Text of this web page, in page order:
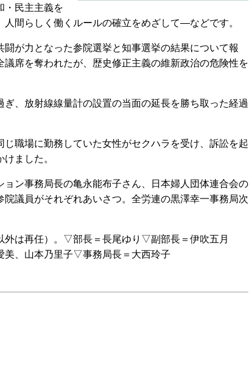
民主主義を
間らしく働くルールの確立をめざして―などです。
が力となった参院選挙と知事選挙の結果について報
席を奪われたが、歴史修正主義の維新政治の危険性を
、放射線線量計の設置の当面の延長を勝ち取った経過
職場に勤務していた女性がセクハラを受け、訴訟を起
ました。
ン事務局長の亀永能布子さん、日本婦人団体連合会の
議員がそれぞれあいさつ。全労連の黒澤幸一事務局次
は再任）。▽部長＝長尾ゆり▽副部長＝伊吹五月
美、山本乃里子▽事務局長＝大西玲子